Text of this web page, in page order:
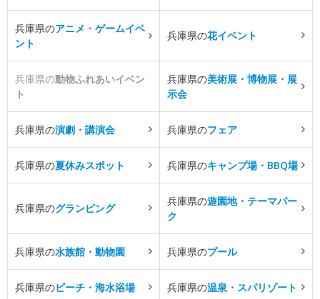
兵庫県のアニメ・ゲームイベ
ント
兵庫県の花イベント
兵庫県の動物ふれあいイベン
ト
兵庫県の美術展・博物展・展
示会
兵庫県の演劇・講演会 兵庫県のフェア
兵庫県の夏休みスポット 兵庫県のキャンプ場・BBQ場
兵庫県のグランピング
兵庫県の遊園地・テーマパー
ク
兵庫県の水族館・動物園 兵庫県のプール
兵庫県のビーチ・海水浴場 兵庫県の温泉・スパリゾート